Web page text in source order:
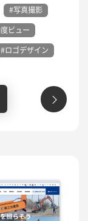
#写真撮影
ビュー
#ロゴデザイン